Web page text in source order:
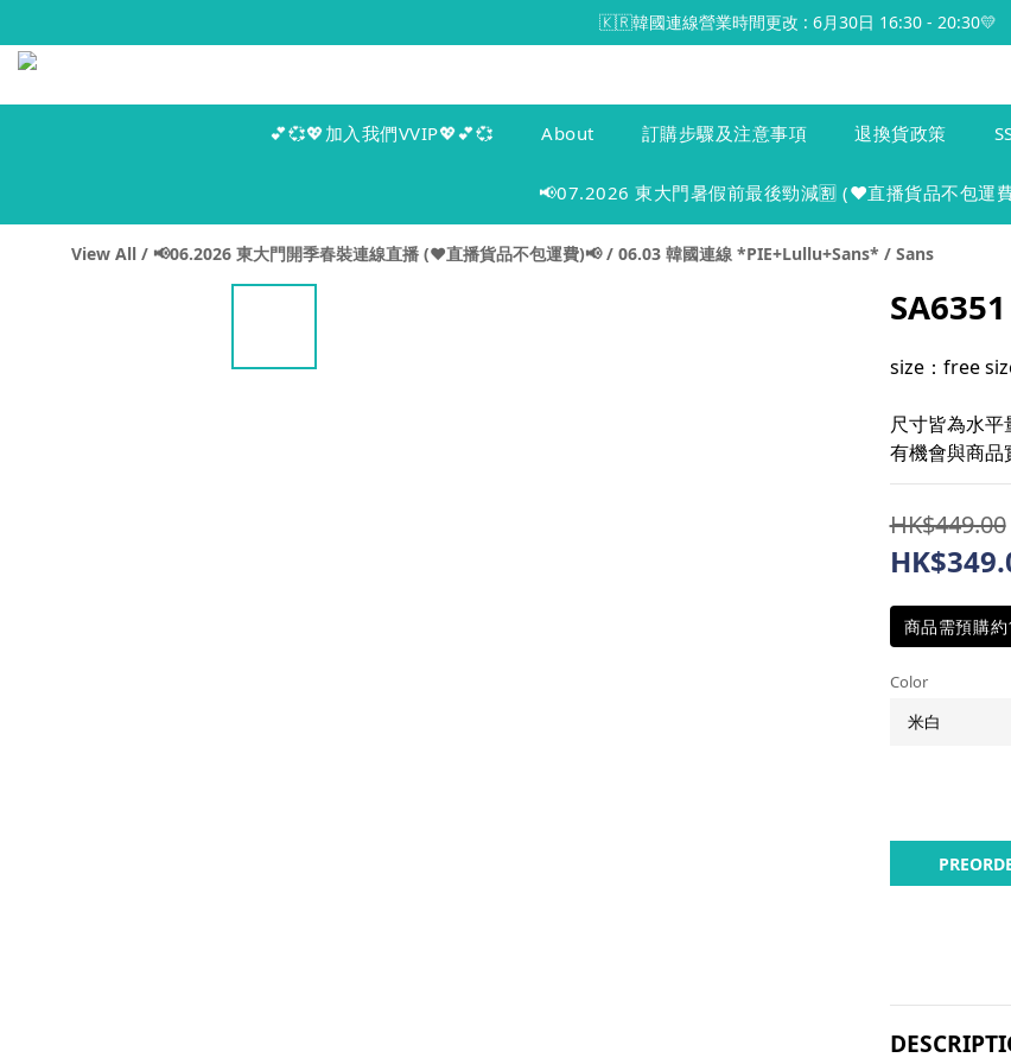
🇰🇷韓國連線營業時間更改 : 6月30日 16:30 - 20:30💛
💕💞💖加入我們VVIP💖💕💞 About 訂購步驟及注意事項 退換貨政策
📢07.2026 東大門暑假前最後勁減🈹 (♥️直播貨品不包運
View All / 📢06.2026 東大門開季春裝連線直播 (♥️直播貨品不包運費)📢/ 06.03 韓國連線 *PIE+Lullu+Sans* / Sans
size：free
尺寸皆為水平
有機會與商品
HK$449.00
商品需預購
Color